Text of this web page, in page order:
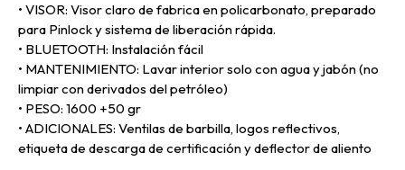
• VISOR: Visor claro de fabrica en policarbonato, preparado
para Pinlock y sistema de liberación rápida.
• BLUETOOTH: Instalación fácil
• MANTENIMIENTO: Lavar interior solo con agua y jabón (no
limpiar con derivados del petróleo)
• PESO: 1600 +50 gr
• ADICIONALES: Ventilas de barbilla, logos reflectivos,
etiqueta de descarga de certificación y deflector de aliento